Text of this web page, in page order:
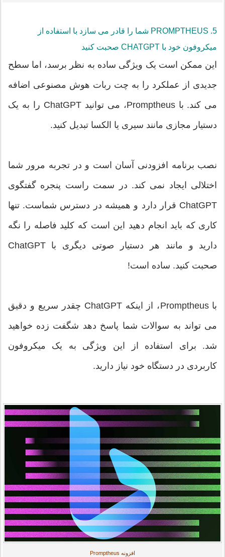
5. PROMPTHEUS شما را قادر می سازد با استفاده از
میکروفون خود با CHATGPT صحبت کنید
این ممکن است یک ویژگی ساده به نظر برسد، اما سطح
جدیدی از عملکرد را به چت ربات هوش مصنوعی اضافه
می کند. با Promptheus، می توانید ChatGPT را به یک
دستیار مجازی مانند سیری یا الکسا تبدیل کنید.
نصب برنامه افزودنی آسان است و در تجربه مرور شما
اختلالی ایجاد نمی کند. در سمت راست پنجره گفتگوی
ChatGPT قرار دارد و همیشه در دسترس شماست. تنها
کاری که باید انجام دهید این است که کلید فاصله را نگه
دارید و مانند هر دستیار صوتی دیگری با ChatGPT
صحبت کنید. ساده است!
با Promptheus، از اینکه ChatGPT چقدر سریع و دقیق
می تواند به سوالات شما پاسخ دهد شگفت زده خواهید
شد. برای استفاده از این ویژگی به یک میکروفون
کاربردی در دستگاه خود نیاز دارید.
افزونه Promptheus